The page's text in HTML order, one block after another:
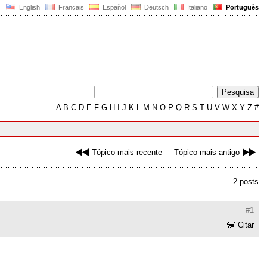
English Français Español Deutsch Italiano Português
AB C D E F G H J K L M N O P Q R S T U V W X Y Z #
Tópico mais recente Tópico mais antigo
2 posts
#1
Citar